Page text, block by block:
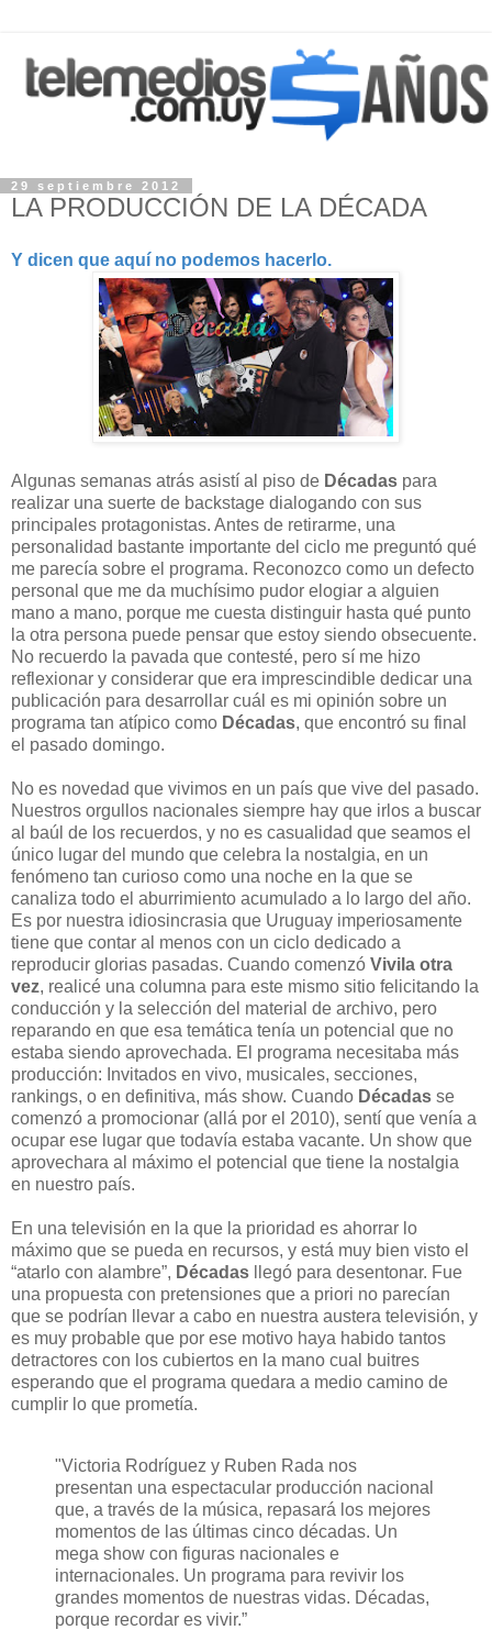
29 septiembre 2012
LA PRODUCCIÓN DE LA DÉCADA
Y dicen que aquí no podemos hacerlo.
Algunas semanas atrás asistí al piso de Décadas para
realizar una suerte de backstage dialogando con sus
principales protagonistas. Antes de retirarme, una
personalidad bastante importante del ciclo me preguntó qué
me parecía sobre el programa. Reconozco como un defecto
personal que me da muchísimo pudor elogiar a alguien
mano a mano, porque me cuesta distinguir hasta qué punto
la otra persona puede pensar que estoy siendo obsecuente.
No recuerdo la pavada que contesté, pero sí me hizo
reflexionar y considerar que era imprescindible dedicar una
publicación para desarrollar cuál es mi opinión sobre un
programa tan atípico como Décadas, que encontró su final
el pasado domingo.
No es novedad que vivimos en un país que vive del pasado.
Nuestros orgullos nacionales siempre hay que irlos a buscar
al baúl de los recuerdos, y no es casualidad que seamos el
único lugar del mundo que celebra la nostalgia, en un
fenómeno tan curioso como una noche en la que se
canaliza todo el aburrimiento acumulado a lo largo del año.
Es por nuestra idiosincrasia que Uruguay imperiosamente
tiene que contar al menos con un ciclo dedicado a
reproducir glorias pasadas. Cuando comenzó Vivila otra
vez, realicé una columna para este mismo sitio felicitando la
conducción y la selección del material de archivo, pero
reparando en que esa temática tenía un potencial que no
estaba siendo aprovechada. El programa necesitaba más
producción: Invitados en vivo, musicales, secciones,
rankings, o en definitiva, más show. Cuando Décadas se
comenzó a promocionar (allá por el 2010), sentí que venía a
ocupar ese lugar que todavía estaba vacante. Un show que
aprovechara al máximo el potencial que tiene la nostalgia
en nuestro país.
En una televisión en la que la prioridad es ahorrar lo
máximo que se pueda en recursos, y está muy bien visto el
“atarlo con alambre”, Décadas
llegó para desentonar. Fue
una propuesta con pretensiones que a priori no parecían
que se podrían llevar a cabo en nuestra austera televisión, y
es muy probable que por ese motivo haya habido tantos
detractores con los cubiertos en la mano cual buitres
esperando que el programa quedara a medio camino de
cumplir lo que prometía.
"Victoria Rodríguez y Ruben Rada nos
presentan una espectacular producción nacional
que, a través de la música, repasará los mejores
momentos de las últimas cinco décadas. Un
mega show con figuras nacionales e
internacionales. Un programa para revivir los
grandes momentos de nuestras vidas. Décadas,
porque recordar es vivir.”